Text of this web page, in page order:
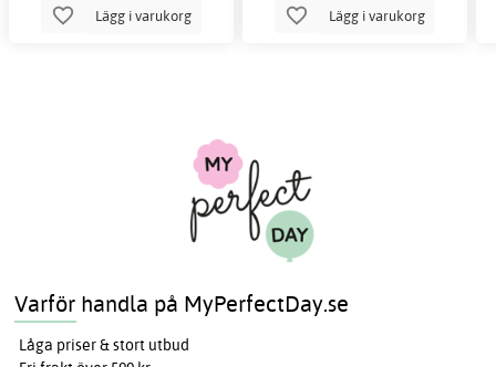
Lägg i varukorg Lägg i varukorg
Varför handla på MyPerfectDay.se
Låga priser & stort utbud